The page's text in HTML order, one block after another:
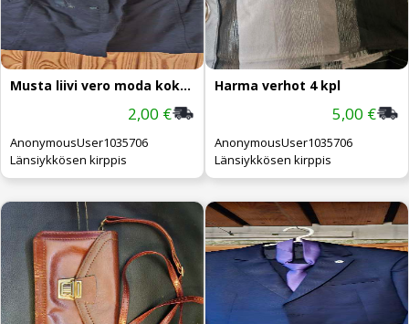
Musta liivi vero moda koko 40
2,00 €
AnonymousUser1035706
Länsiykkösen kirppis
Harma verhot 4 kpl
5,00 €
AnonymousUser1035706
Länsiykkösen kirppis